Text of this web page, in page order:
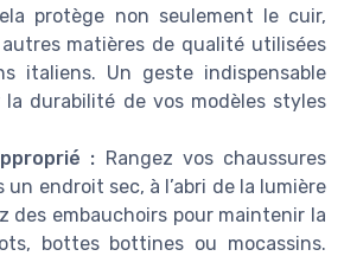
protège non seulement le cuir,
matières de qualité utilisées
italiens. Un geste indispensable
la durabilité de vos modèles styles
: Rangez vos chaussures
un endroit sec, à l’abri de la lumière
des embauchoirs pour maintenir la
bottes bottines ou mocassins.